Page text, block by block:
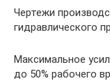
Чертежи
гидравлического
Максимальное
до 50% рабочего